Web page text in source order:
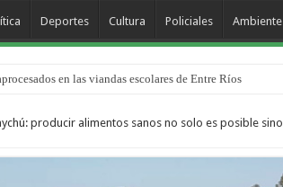
Deportes Cultura Policiales Ambiente
en las viandas escolares de Entre Ríos
producir alimentos sanos no solo es posible sino